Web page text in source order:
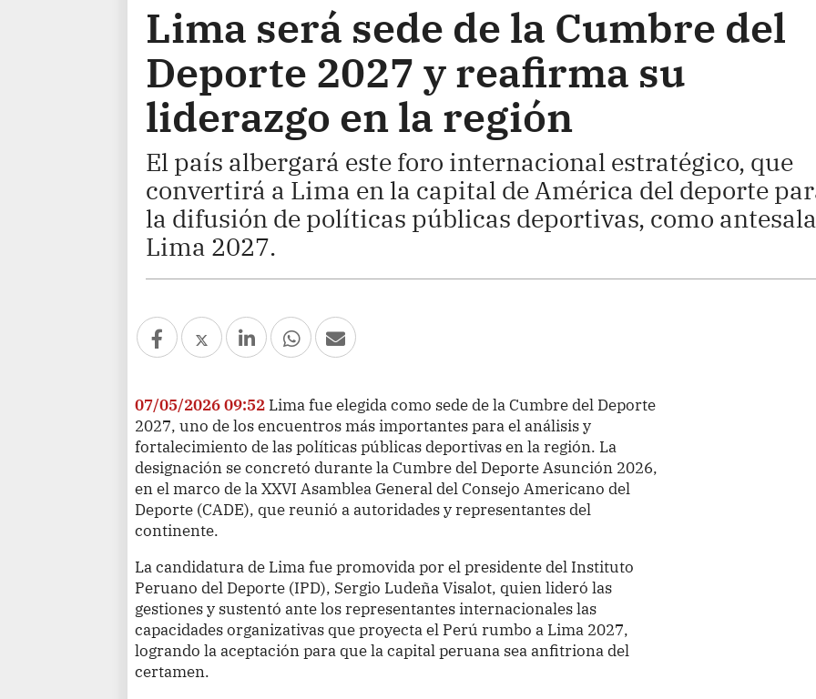
Lima será sede de la Cumbre del
Deporte 2027 y reafirma su
liderazgo en la región
El país albergará este foro internacional estratégico, que
convertirá a Lima en la capital de América del deporte
la difusión de políticas públicas deportivas, como
Lima 2027.
07/05/2026 09:52 Lima fue elegida como sede de la Cumbre del Deporte
2027, uno de los encuentros más importantes para el análisis y
fortalecimiento de las políticas públicas deportivas en la región. La
designación se concretó durante la Cumbre del Deporte Asunción 2026,
en el marco de la XXVI Asamblea General del Consejo Americano del
Deporte (CADE), que reunió a autoridades y representantes del
continente.
La candidatura de Lima fue promovida por el presidente del Instituto
Peruano del Deporte (IPD), Sergio Ludeña Visalot, quien lideró las
gestiones y sustentó ante los representantes internacionales las
capacidades organizativas que proyecta el Perú rumbo a Lima 2027,
logrando la aceptación para que la capital peruana sea anfitriona del
certamen.